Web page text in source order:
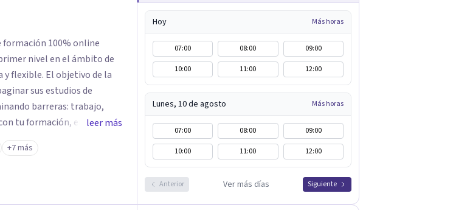
formación 100% online
nivel en el ámbito de
flexible. El objetivo de la
sus estudios de
barreras: trabajo,
tu formación, en la
de una educación
y con el apoyo de un
Además, para dar la
leer más
+7 más
Hoy Más horas
07:00 08:00
09:00
10:00
11:00 12:00
Lunes, 10 de agosto Más horas
07:00 08:00
09:00
10:00
11:00 12:00
Anterior Ver más días Siguiente